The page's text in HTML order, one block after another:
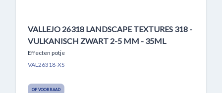
VALLEJO 26318 LANDSCAPE TEXTURES 318 -
VULKANISCH ZWART 2-5 MM - 35ML
Effecten potje
VAL26318-XS
OP VOORRAAD